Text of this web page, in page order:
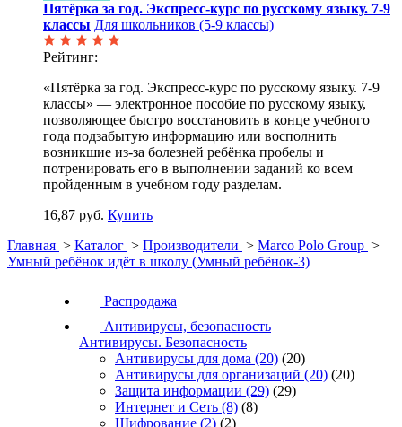
Пятёрка за год. Экспресс-курс по русскому языку. 7-9
классы Для школьников (5-9 классы)
Рейтинг:
«Пятёрка за год. Экспресс-курс по русскому языку. 7-9
классы» — электронное пособие по русскому языку,
позволяющее быстро восстановить в конце учебного
года подзабытую информацию или восполнить
возникшие из-за болезней ребёнка пробелы и
потренировать его в выполнении заданий ко всем
пройденным в учебном году разделам.
16,87 руб. Купить
Главная > Каталог > Производители > Marco Polo Group >
Умный ребёнок идёт в школу (Умный ребёнок-3)
Распродажа
Антивирусы, безопасность
Антивирусы. Безопасность
Антивирусы для дома (20) (20)
Антивирусы для организаций (20) (20)
Защита информации (29) (29)
Интернет и Сеть (8) (8)
Шифрование (2) (2)